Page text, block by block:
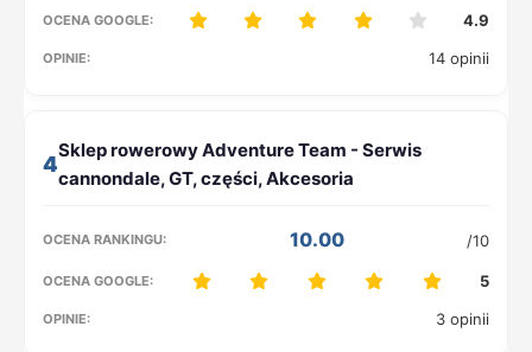
4.9
14 opinii
4
10.00 /10
5
3 opinii